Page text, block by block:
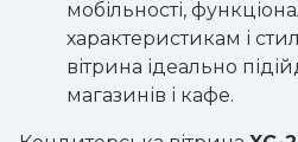
мобільності,
характеристикам і
вітрина ідеально
магазинів і кафе.